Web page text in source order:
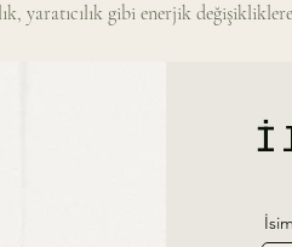
yaratıcılık gibi enerjik değişikliklere